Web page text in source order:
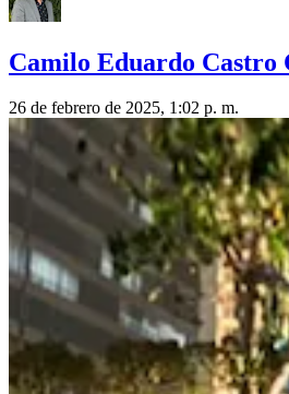
Camilo Eduardo Castro
26 de febrero de 2025, 1:02 p. m.